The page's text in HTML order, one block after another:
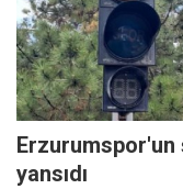
Erzurumspor'un
yansıdı